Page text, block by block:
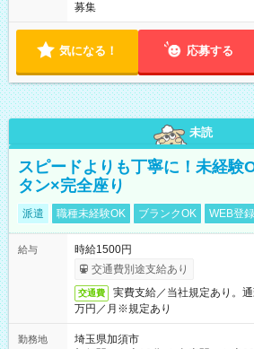
募集
気になる！ 応募する
未読
スピードよりも丁寧に！未経験
タン×完全座り
派遣 職種未経験OK ブランクOK WEB登
給与
時給1500円
交通費別途支給あり
交通費
実費支給／当社規定あり。
万円／月※規定あり
勤務地
埼玉県加須市